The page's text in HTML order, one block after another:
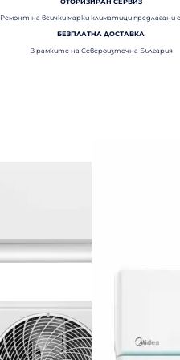
Ремонт на всички марки климатици предлагани
БЕЗПЛАТНА ДОСТАВКА
В рамките на Североизточна България